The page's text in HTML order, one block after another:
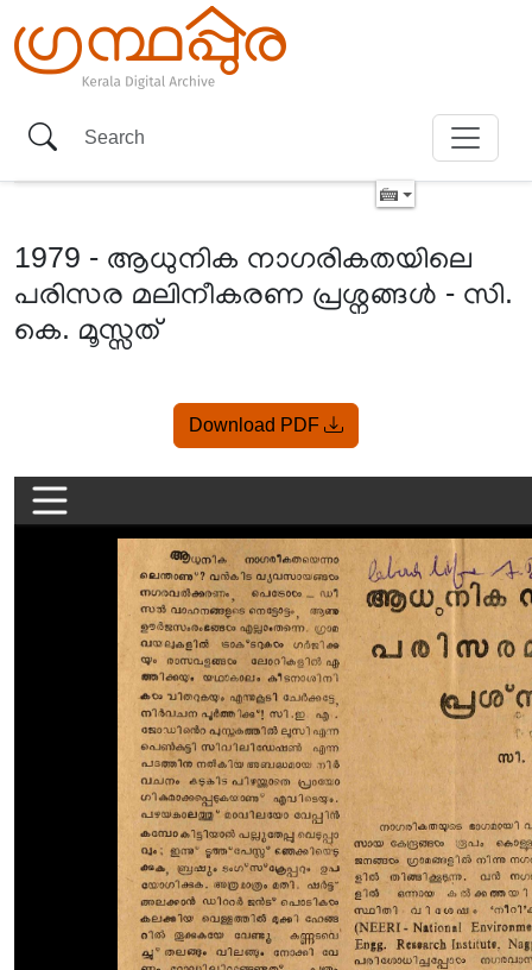
1979 - ആധുനിക നാഗരികതയിലെ
പരിസര മലിനീകരണ പ്രശ്നങ്ങൾ - സി.
കെ. മൂസ്സത്
Download PDF